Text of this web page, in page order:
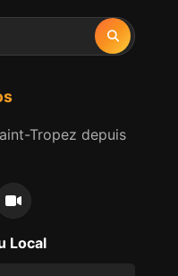
Tropez depuis
Local